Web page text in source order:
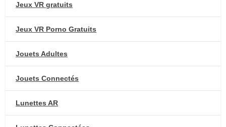
Jeux VR gratuits
Jeux VR Porno Gratuits
Jouets Adultes
Jouets Connectés
Lunettes AR